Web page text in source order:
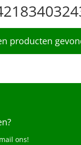
producten
ons!